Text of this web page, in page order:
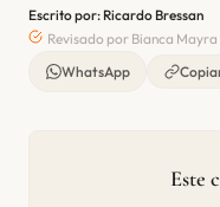
Escrito por: Ricardo Bressan
Revisado por Bianca
WhatsApp
Este